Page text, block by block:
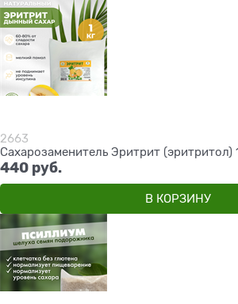
2663
Сахарозаменитель Эритрит (эритритол)
440 руб.
В КОРЗИНУ